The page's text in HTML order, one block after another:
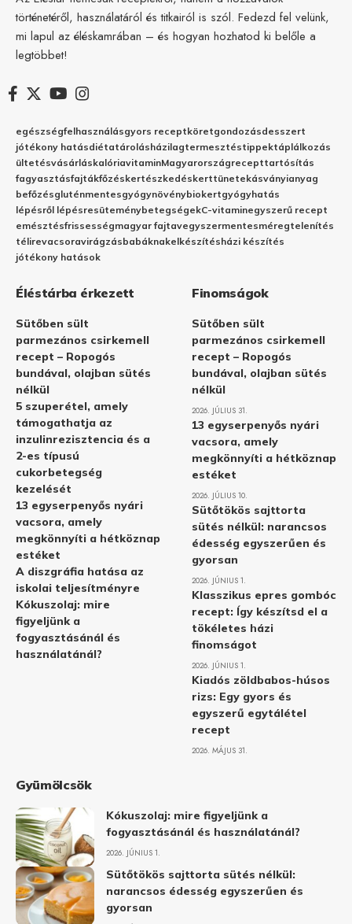
történetéről, használatáról és titkairól is szól. Fedezd fel velünk,
mi lapul az éléskamrában – és hogyan hozhatod ki belőle a
legtöbbet!
egészségfelhasználásgyors receptköretgondozásdesszert
jótékony hatásdiétatárolásházilagtermesztéstippektáplálkozás
ültetésvásárláskalóriavitaminMagyarországrecepttartósítás
fagyasztásfajtákfőzéskertészkedéskerttünetekásványianyag
befőzésgluténmentesgyógynövénybiokertgyógyhatás
lépésről lépésresüteménybetegségekC-vitaminegyszerű recept
emésztésfrissességmagyar fajtavegyszermentesméregtelenítés
télirevacsoravirágzásbabáknakelkészítésházi készítés
jótékony hatások
Éléstárba érkezett
Sütőben sült
parmezános csirkemell
recept – Ropogós
bundával, olajban sütés
nélkül
5 szuperétel, amely
támogathatja az
inzulinrezisztencia és a
2-es típusú
cukorbetegség
kezelését
13 egyserpenyős nyári
vacsora, amely
megkönnyíti a hétköznap
estéket
A diszgráfia hatása az
iskolai teljesítményre
Kókuszolaj: mire
figyeljünk a
fogyasztásánál és
használatánál?
Finomságok
Sütőben sült
parmezános csirkemell
recept – Ropogós
bundával, olajban sütés
nélkül
2026. JÚLIUS 31.
13 egyserpenyős nyári
vacsora, amely
megkönnyíti a hétköznap
estéket
2026. JÚLIUS 10.
Sütőtökös sajttorta
sütés nélkül: narancsos
édesség egyszerűen és
gyorsan
2026. JÚNIUS 1.
Klasszikus epres gombóc
recept: Így készítsd el a
tökéletes házi
finomságot
2026. JÚNIUS 1.
Kiadós zöldbabos-húsos
rizs: Egy gyors és
egyszerű egytálétel
recept
2026. MÁJUS 31.
Gyümölcsök
Kókuszolaj: mire figyeljünk a
fogyasztásánál és használatánál?
2026. JÚNIUS 1.
Sütőtökös sajttorta sütés nélkül:
narancsos édesség egyszerűen és
gyorsan